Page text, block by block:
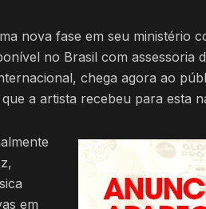
nova fase em seu ministério
no Brasil com assessoria
chega agora ao
a artista recebeu para esta
em